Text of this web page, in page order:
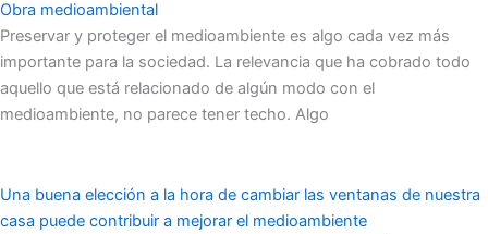
Obra medioambiental
Preservar y proteger el medioambiente es algo cada vez más
importante para la sociedad. La relevancia que ha cobrado todo
aquello que está relacionado de algún modo con el
medioambiente, no parece tener techo. Algo
Una buena elección a la hora de cambiar las ventanas de nuestra
casa puede contribuir a mejorar el medioambiente